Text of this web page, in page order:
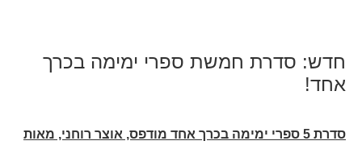
חדש: סדרת חמשת ספרי ימימה בכרך
אחד!
סדרת 5 ספרי ימימה בכרך אחד מודפס, אוצר רוחני, מאות